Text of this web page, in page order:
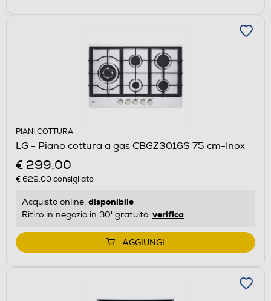
PIANI COTTURA
LG - Piano cottura a gas CBGZ3016S 75 cm-Inox
€ 299,00
€ 629,00consigliato
Acquisto online: disponibile
Ritiro in negozio in 30' gratuito: verifica
AGGIUNGI